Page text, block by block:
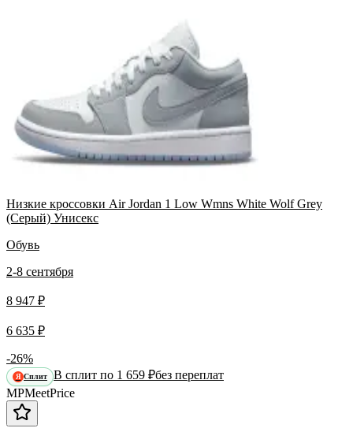
Низкие кроссовки Air Jordan 1 Low Wmns White Wolf Grey
(Серый) Унисекс
Обувь
2-8 сентября
8 947 ₽
6 635 ₽
-26%
Я Сплит В сплит по 1 659 ₽без переплат
MPMeetPrice